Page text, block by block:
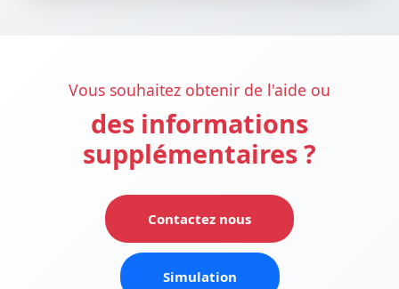
Vous souhaitez obtenir de l'aide ou
des informations
supplémentaires ?
Contactez nous
Simulation